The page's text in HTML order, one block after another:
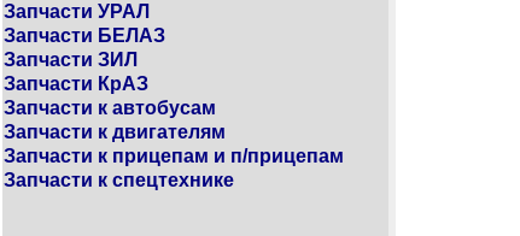
Запчасти УРАЛ
Запчасти БЕЛАЗ
Запчасти ЗИЛ
Запчасти КрАЗ
Запчасти к автобусам
Запчасти к двигателям
Запчасти к прицепам и п/прицепам
Запчасти к спецтехнике